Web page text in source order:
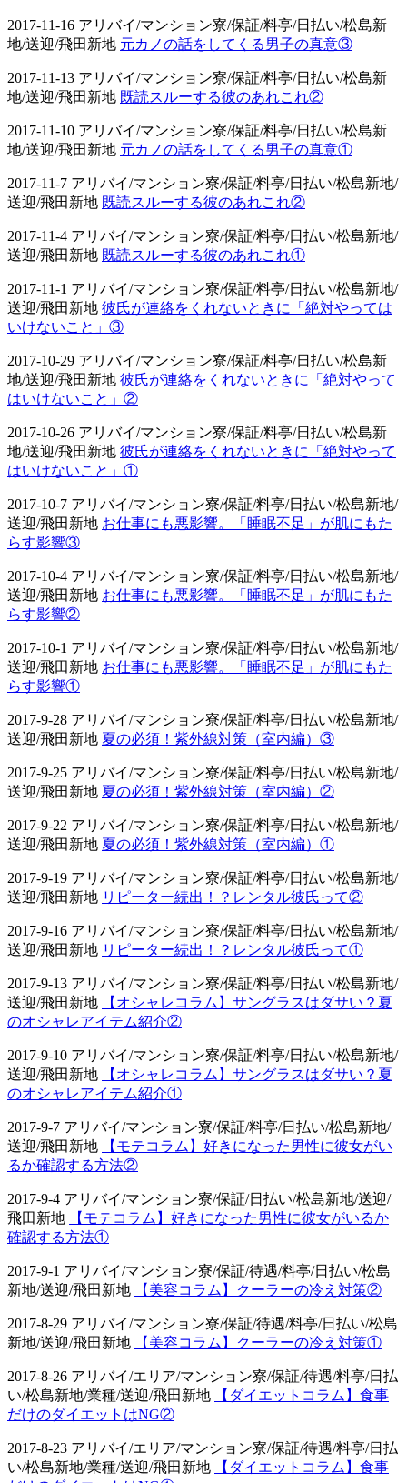
2017-11-16 アリバイ/マンション寮/保証/料亭/日払い/松島新
地/送迎/飛田新地 元カノの話をしてくる男子の真意③
2017-11-13 アリバイ/マンション寮/保証/料亭/日払い/松島新
地/送迎/飛田新地 既読スルーする彼のあれこれ②
2017-11-10 アリバイ/マンション寮/保証/料亭/日払い/松島新
地/送迎/飛田新地 元カノの話をしてくる男子の真意①
2017-11-7 アリバイ/マンション寮/保証/料亭/日払い/松島新地/
送迎/飛田新地 既読スルーする彼のあれこれ②
2017-11-4 アリバイ/マンション寮/保証/料亭/日払い/松島新地/
送迎/飛田新地 既読スルーする彼のあれこれ①
2017-11-1 アリバイ/マンション寮/保証/料亭/日払い/松島新地/
送迎/飛田新地 彼氏が連絡をくれないときに「絶対やっては
いけないこと」③
2017-10-29 アリバイ/マンション寮/保証/料亭/日払い/松島新
地/送迎/飛田新地 彼氏が連絡をくれないときに「絶対やって
はいけないこと」②
2017-10-26 アリバイ/マンション寮/保証/料亭/日払い/松島新
地/送迎/飛田新地 彼氏が連絡をくれないときに「絶対やって
はいけないこと」①
2017-10-7 アリバイ/マンション寮/保証/料亭/日払い/松島新地/
送迎/飛田新地 お仕事にも悪影響。「睡眠不足」が肌にもた
らす影響③
2017-10-4 アリバイ/マンション寮/保証/料亭/日払い/松島新地/
送迎/飛田新地 お仕事にも悪影響。「睡眠不足」が肌にもた
らす影響②
2017-10-1 アリバイ/マンション寮/保証/料亭/日払い/松島新地/
送迎/飛田新地 お仕事にも悪影響。「睡眠不足」が肌にもた
らす影響①
2017-9-28 アリバイ/マンション寮/保証/料亭/日払い/松島新地/
送迎/飛田新地 夏の必須！紫外線対策（室内編）③
2017-9-25 アリバイ/マンション寮/保証/料亭/日払い/松島新地/
送迎/飛田新地 夏の必須！紫外線対策（室内編）②
2017-9-22 アリバイ/マンション寮/保証/料亭/日払い/松島新地/
送迎/飛田新地 夏の必須！紫外線対策（室内編）①
2017-9-19 アリバイ/マンション寮/保証/料亭/日払い/松島新地/
送迎/飛田新地 リピーター続出！？レンタル彼氏って②
2017-9-16 アリバイ/マンション寮/保証/料亭/日払い/松島新地/
送迎/飛田新地 リピーター続出！？レンタル彼氏って①
2017-9-13 アリバイ/マンション寮/保証/料亭/日払い/松島新地/
送迎/飛田新地
【オシャレコラム】サングラスはダサい？夏
のオシャレアイテム紹介②
2017-9-10 アリバイ/マンション寮/保証/料亭/日払い/松島新地/
送迎/飛田新地
【オシャレコラム】サングラスはダサい？夏
のオシャレアイテム紹介①
2017-9-7 アリバイ/マンション寮/保証/料亭/日払い/松島新地/
送迎/飛田新地
【モテコラム】好きになった男性に彼女がい
るか確認する方法②
2017-9-4 アリバイ/マンション寮/保証/日払い/松島新地/送迎/
飛田新地
【モテコラム】好きになった男性に彼女がいるか
確認する方法①
2017-9-1 アリバイ/マンション寮/保証/待遇/料亭/日払い/松島
新地/送迎/飛田新地
【美容コラム】クーラーの冷え対策②
2017-8-29 アリバイ/マンション寮/保証/待遇/料亭/日払い/松島
新地/送迎/飛田新地
【美容コラム】クーラーの冷え対策①
2017-8-26 アリバイ/エリア/マンション寮/保証/待遇/料亭/日払
い/松島新地/業種/送迎/飛田新地
【ダイエットコラム】食事
だけのダイエットはNG②
2017-8-23 アリバイ/エリア/マンション寮/保証/待遇/料亭/日払
い/松島新地/業種/送迎/飛田新地
【ダイエットコラム】食事